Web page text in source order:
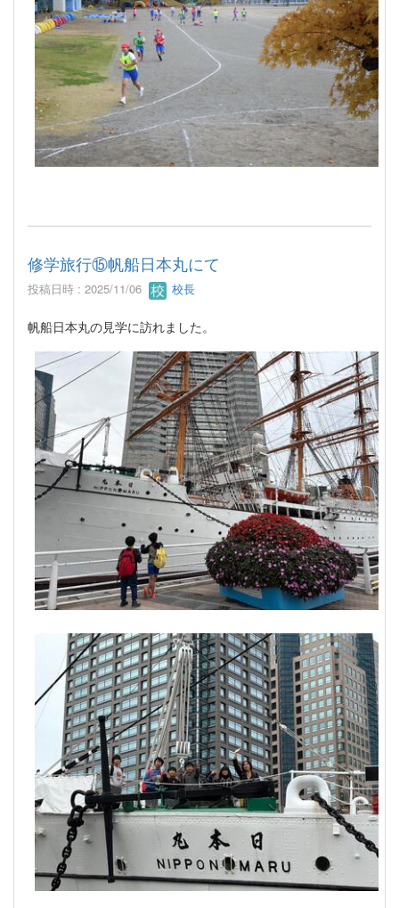
修学旅行⑮帆船日本丸にて
投稿日時 : 2025/11/06 校長
帆船日本丸の見学に訪れました。